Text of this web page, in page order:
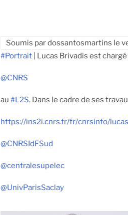
Soumis pardossantosmartins le
#Portrait | Lucas Brivadis est
@CNRS
au #L2S. Dans le cadre de ses
https://ins2i.cnrs.fr/fr/cnrsinfo/lu
@CNRSIdFSud
@centralesupelec
@UnivParisSaclay